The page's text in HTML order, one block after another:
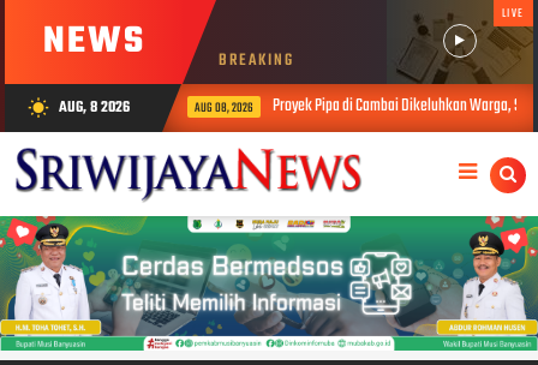
NEWS BREAKING
LIVE
wb_sunny AUG, 8 2026AUG 08, 2026 Proyek Pipa di Cambai Dikeluhkan Warga, Soroti